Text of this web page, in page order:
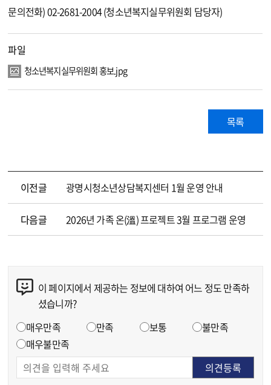
문의전화) 02-2681-2004 (청소년복지실무위원회 담당자)
파일
청소년복지실무위원회 홍보.jpg
목록
이전글 광명시청소년상담복지센터 1월 운영 안내
다음글 2026년 가족 온(溫) 프로젝트 3월 프로그램 운영
이 페이지에서 제공하는 정보에 대하여 어느 정도 만족하
셨습니까?
매우만족 만족 보통
불만족
매우불만족